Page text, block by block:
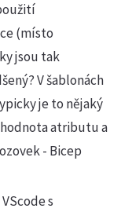
(místo
jsou tak
V šablonách
je to nějaký
atributu a
- Bicep
s